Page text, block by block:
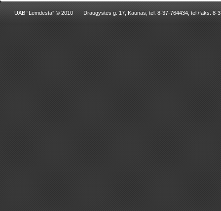
UAB “Lemdesta” © 2010 Draugystės g. 17, Kaunas, tel. 8-37-764434, tel./faks. 8-